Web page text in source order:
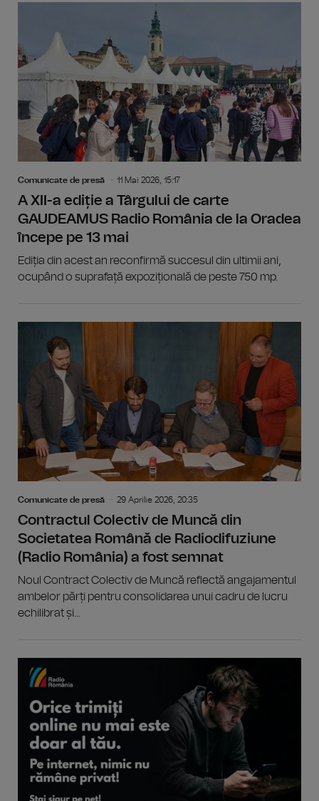
Comunicate de presă 11 Mai 2026, 15:17
A XII-a ediție a Târgului de carte
GAUDEAMUS Radio România de la Oradea
începe pe 13 mai
Ediția din acest an reconfirmă succesul din ultimii ani,
ocupând o suprafață expozițională de peste 750 mp.
Comunicate de presă 29 Aprilie 2026, 20:35
Contractul Colectiv de Muncă din
Societatea Română de Radiodifuziune
(Radio România) a fost semnat
Noul Contract Colectiv de Muncă reflectă angajamentul
ambelor părți pentru consolidarea unui cadru de lucru
echilibrat și...